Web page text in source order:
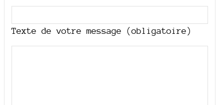
Texte de votre message (obligatoire)